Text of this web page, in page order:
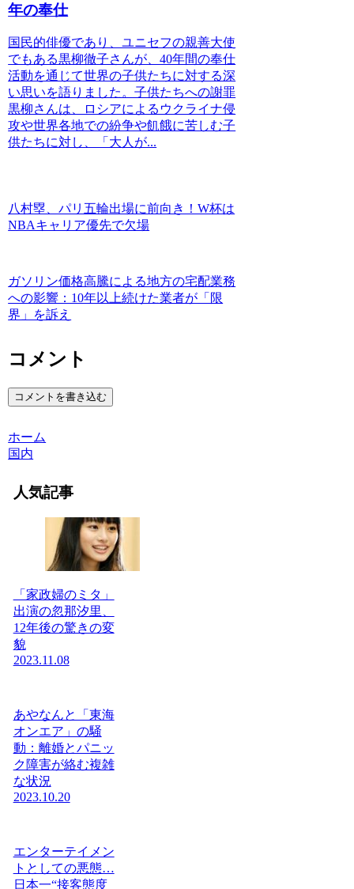
年の奉仕
国民的俳優であり、ユニセフの親善大使
でもある黒柳徹子さんが、40年間の奉仕
活動を通じて世界の子供たちに対する深
い思いを語りました。子供たちへの謝罪
黒柳さんは、ロシアによるウクライナ侵
攻や世界各地での紛争や飢餓に苦しむ子
供たちに対し、「大人が...
八村塁、パリ五輪出場に前向き！W杯は
NBAキャリア優先で欠場
ガソリン価格高騰による地方の宅配業務
への影響：10年以上続けた業者が「限
界」を訴え
コメント
コメントを書き込む
ホーム
国内
人気記事
「家政婦のミタ」
出演の忽那汐里、
12年後の驚きの変
貌
2023.11.08
あやなんと「東海
オンエア」の騒
動：離婚とパニッ
ク障害が絡む複雑
な状況
2023.10.20
エンターテイメン
トとしての悪態…
日本一“接客態度